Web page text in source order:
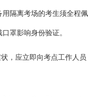
隔离考场的考生须全程佩
罩影响身份验证。
，应立即向考点工作人员